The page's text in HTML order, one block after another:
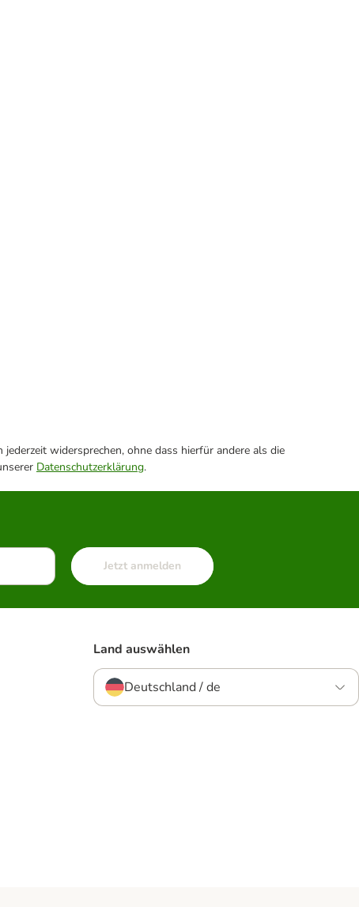
widersprechen, ohne dass hierfür andere als die
Datenschutzerklärung.
Jetzt anmelden
Land auswählen
Deutschland / de